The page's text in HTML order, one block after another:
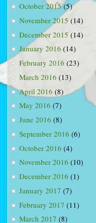
October 2015(5)
November 2015 (14)
December 2015 (14)
January 2016 (14)
February 2016 (23)
March 2016 (13)
April 2016 (8)
May 2016 (7)
June 2016 (8)
September 2016 (6)
October 2016 (4)
November 2016 (10)
December 2016 (1)
January 2017 (7)
February 2017 (11)
March 2017 (8)